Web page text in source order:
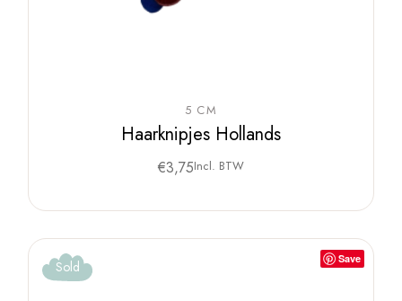
5 CM
Haarknipjes Hollands
€3,75Incl. BTW
Save
Sold